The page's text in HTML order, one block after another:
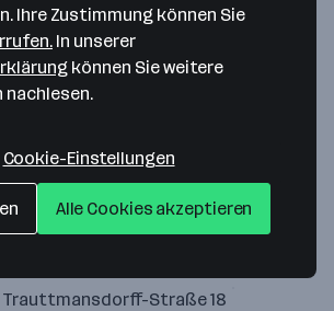
stimme unseren Cookie-
zu, um diese Karte
anzuzeigen.
Zustimmung geben
Straße 18
Ihre Zustimmung können Sie
In unserer
können Sie weitere
Cookie-Einstellungen
Alle Cookies akzeptieren